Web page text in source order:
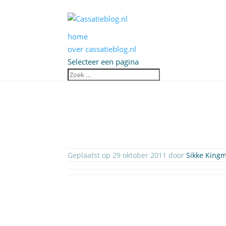
home
over cassatieblog.nl
Selecteer een pagina
Geplaatst op 29 oktober 2011 doorSikke